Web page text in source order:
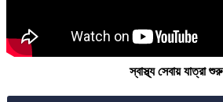
স্বাস্থ্য সেবায় যাত্রা শুরু